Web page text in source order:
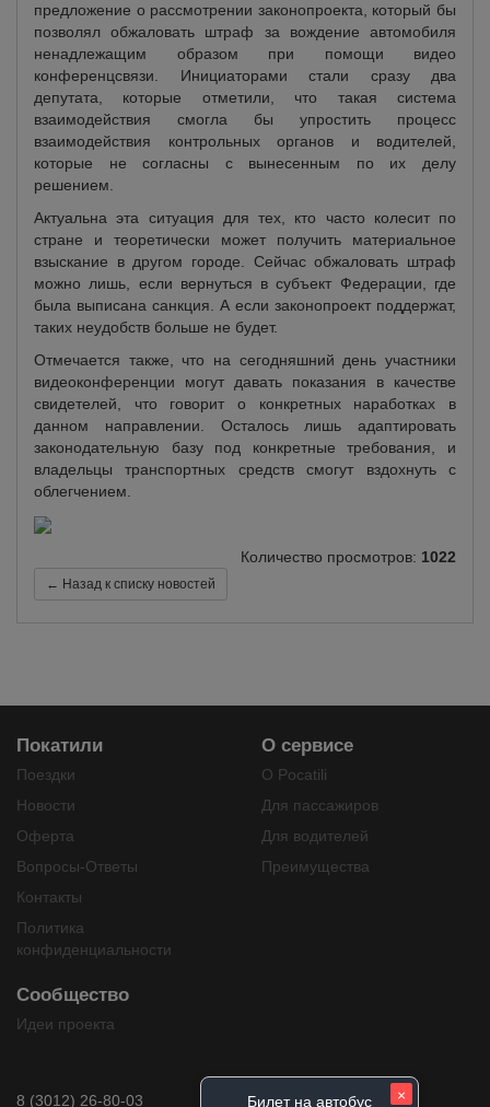
предложение о рассмотрении законопроекта, который бы
позволял обжаловать штраф за вождение автомобиля
ненадлежащим образом при помощи видео
конференцсвязи. Инициаторами стали сразу два
депутата, которые отметили, что такая система
взаимодействия смогла бы упростить процесс
взаимодействия контрольных органов и водителей,
которые не согласны с вынесенным по их делу
решением.
Актуальна эта ситуация для тех, кто часто колесит по
стране и теоретически может получить материальное
взыскание в другом городе. Сейчас обжаловать штраф
можно лишь, если вернуться в субъект Федерации, где
была выписана санкция. А если законопроект поддержат,
таких неудобств больше не будет.
Отмечается также, что на сегодняшний день участники
видеоконференции могут давать показания в качестве
свидетелей, что говорит о конкретных наработках в
данном направлении. Осталось лишь адаптировать
законодательную базу под конкретные требования, и
владельцы транспортных средств смогут вздохнуть с
облегчением.
Количество просмотров: 1022
← Назад к списку новостей
Покатили
Поездки
Новости
Оферта
Вопросы-Ответы
Контакты
Политика
конфиденциальности
О сервисе
О Pocatili
Для пассажиров
Для водителей
Преимущества
Сообщество
Идеи проекта
8 (3012) 26-80-03 ×
Билет на автобус